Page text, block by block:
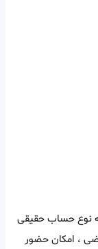
نوع حساب حقیقی
، امکان حضور